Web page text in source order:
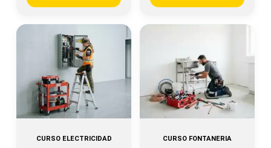
CURSO ELECTRICIDAD CURSO FONTANERIA